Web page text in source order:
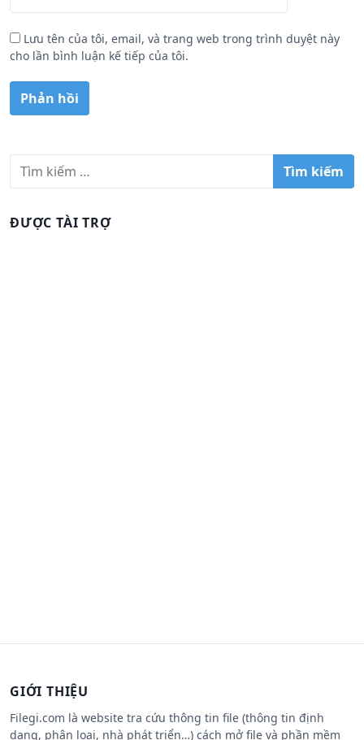
Lưu tên của tôi, email, và trang web trong trình duyệt này
cho lần bình luận kế tiếp của tôi.
iĐƯỢC TÀI TRỢ
GIỚI THIỆU
Filegi.com là website tra cứu thông tin file (thông tin định
dạng, phân loại, nhà phát triển…) cách mở file và phần mềm